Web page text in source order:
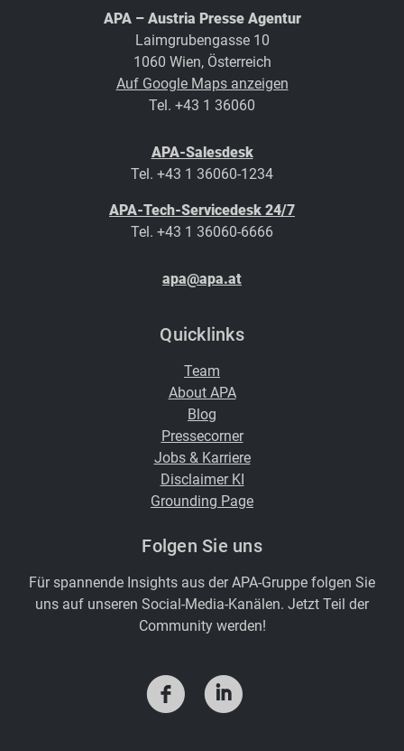
APA – Austria Presse Agentur
Laimgrubengasse 10
1060 Wien, Österreich
Auf Google Maps anzeigen
Tel. +43 1 36060
APA-Salesdesk
Tel. +43 1 36060-1234
APA-Tech-Servicedesk 24/7
Tel. +43 1 36060-6666
apa@apa.at
Quicklinks
Team
About APA
Blog
Pressecorner
Jobs & Karriere
Disclaimer KI
Grounding Page
Folgen Sie uns
Für spannende Insights aus der APA-Gruppe folgen Sie
uns auf unseren Social-Media-Kanälen. Jetzt Teil der
Community werden!
f i